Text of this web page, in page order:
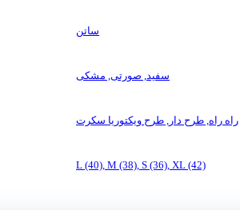
ساتن
سفید صورتی مشکی
راه راه طرح دار طرح ویکتوریا سکرت
L (40) M (38) S (36) XL (42)